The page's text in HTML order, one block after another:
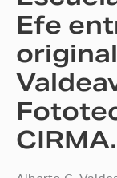
Efe
CIRMA.
G.
Valdeavellano
a
la
Fototeca
Guatemala